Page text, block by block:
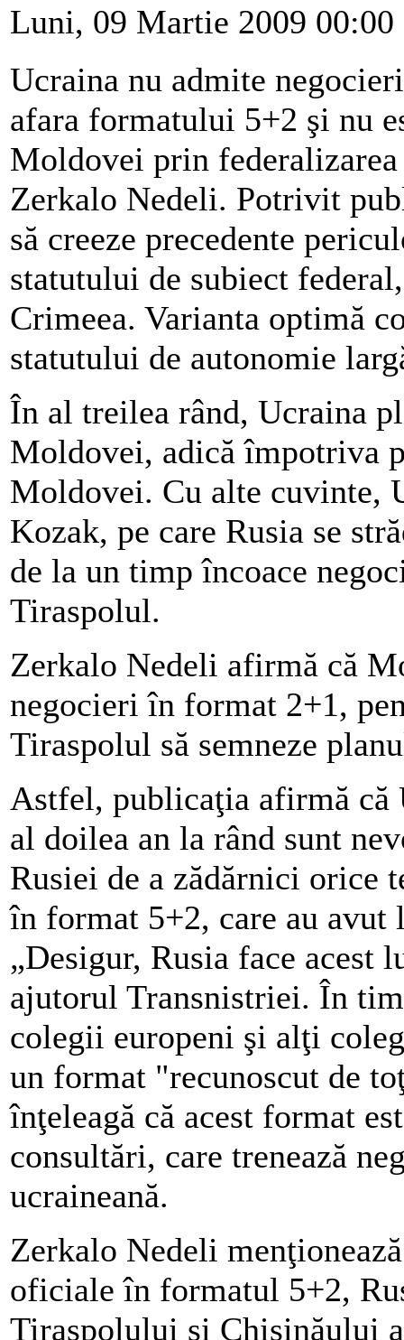
Luni, 09 Martie 2009 00:00
Ucraina nu admite
afara formatului 5+2 şi nu
Moldovei prin
Zerkalo Nedeli. Potrivit
să creeze precedente
statutului de subiect
Crimeea. Varianta optimă
statutului de autonomie
În al treilea rând, Ucraina
Moldovei, adică împotriva
Moldovei. Cu alte cuvinte,
Kozak, pe care Rusia se
de la un timp încoace
Tiraspolul.
Zerkalo Nedeli afirmă că
negocieri în format 2+1,
Tiraspolul să semneze
Astfel, publicaţia afirmă că
al doilea an la rând sunt
Rusiei de a zădărnici orice
în format 5+2, care au
„Desigur, Rusia face
ajutorul Transnistriei. În
colegii europeni şi alţi
un format "recunoscut de
înţeleagă că acest format
consultări, care trenează
ucraineană.
Zerkalo Nedeli
oficiale în formatul 5+2,
Tiraspolului şi Chişinăului